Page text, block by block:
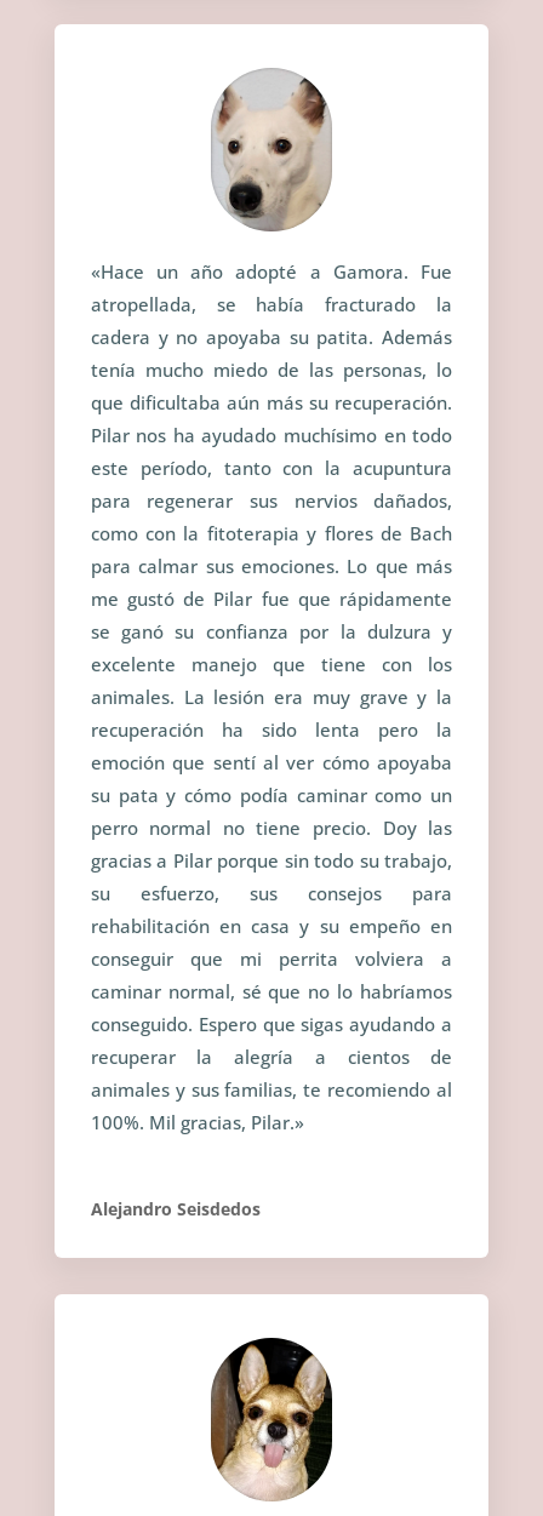
«Hace un año adopté a Gamora. Fue
atropellada, se había fracturado la
cadera y no apoyaba su patita. Además
tenía mucho miedo de las personas, lo
que dificultaba aún más su recuperación.
Pilar nos ha ayudado muchísimo en todo
este período, tanto con la acupuntura
para regenerar sus nervios dañados,
como con la fitoterapia y flores de Bach
para calmar sus emociones. Lo que más
me gustó de Pilar fue que rápidamente
se ganó su confianza por la dulzura y
excelente manejo que tiene con los
animales. La lesión era muy grave y la
recuperación ha sido lenta pero la
emoción que sentí al ver cómo apoyaba
su pata y cómo podía caminar como un
perro normal no tiene precio. Doy las
gracias a Pilar porque sin todo su trabajo,
su esfuerzo, sus consejos para
rehabilitación en casa y su empeño en
conseguir que mi perrita volviera a
caminar normal, sé que no lo habríamos
conseguido. Espero que sigas ayudando a
recuperar la alegría a cientos de
animales y sus familias, te recomiendo al
100%. Mil gracias, Pilar.»
Alejandro Seisdedos